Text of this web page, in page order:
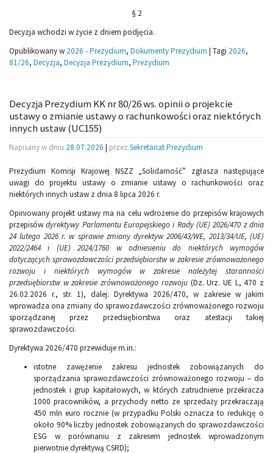
§ 2
Decyzja wchodzi w życie z dniem podjęcia.
Opublikowany w 2026 - Prezydium, Dokumenty Prezydium | Tagi 2026,
81/26, Decyzja, Decyzja Prezydium, Prezydium
Decyzja Prezydium KK nr 80/26 ws. opinii o projekcie
ustawy o zmianie ustawy o rachunkowości oraz niektórych
innych ustaw (UC155)
Napisany w dniu 28.07.2026 | przez Sekretariat Prezydium
Prezydium Komisji Krajowej NSZZ „Solidarność” zgłasza następujące
uwagi do projektu ustawy o zmianie ustawy o rachunkowości oraz
niektórych innych ustaw z dnia 8 lipca 2026 r.
Opiniowany projekt ustawy ma na celu wdrożenie do przepisów krajowych
przepisówdyrektywy Parlamentu Europejskiego i Rady (UE) 2026/470 z dnia
24 lutego 2026 r. w sprawie zmiany dyrektyw 2006/43/WE, 2013/34/UE, (UE)
2022/2464 i (UE) 2024/1760 w odniesieniu do niektórych wymogów
dotyczących sprawozdawczości przedsiębiorstw w zakresie zrównoważonego
rozwoju i niektórych wymogów w zakresie należytej staranności
przedsiębiorstw w zakresie zrównoważonego rozwoju(Dz. Urz. UE L, 470 z
26.02.2026 r., str. 1), dalej: Dyrektywa 2026/470, w zakresie w jakim
wprowadza ona zmiany do sprawozdawczości zrównoważonego rozwoju
sporządzanej przez przedsiębiorstwa oraz atestacji takiej
sprawozdawczości.
Dyrektywa 2026/470 przewiduje m.in.:
istotne zawężenie zakresu jednostek zobowiązanych do
sporządzania sprawozdawczości zrównoważonego rozwoju – do
jednostek i grup kapitałowych, w których zatrudnienie przekracza
1000 pracowników, a przychody netto ze sprzedaży przekraczają
450 mln euro rocznie (w przypadku Polski oznacza to redukcję o
około 90% liczby jednostek zobowiązanych do sprawozdawczości
ESG w porównaniu z zakresem jednostek wprowadzonym
pierwotnie dyrektywą CSRD);